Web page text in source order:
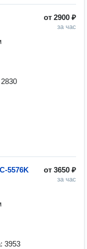
от 2900 ₽
за час
от 3650 ₽
за час
5576K
3953